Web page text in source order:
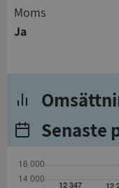
Moms
Ja